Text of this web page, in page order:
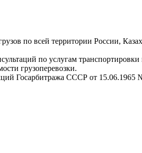
по всей территории России,
по услугам
грузоперевозки.
Госарбитража СССР от